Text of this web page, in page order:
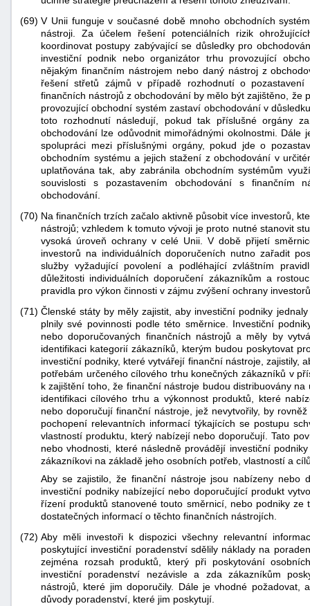
(69) V Unii funguje v současné době mnoho obchodních
nástroji. Za účelem řešení potenciálních rizik
koordinovat postupy zabývající se důsledky pro
investiční podnik nebo organizátor trhu provozující
nějakým finančním nástrojem nebo daný nástroj z
řešení střetů zájmů v případě rozhodnutí o
finančních nástrojů z obchodování by mělo být zajištěno, že
provozující obchodní systém zastaví obchodování v
toto rozhodnutí následují, pokud tak příslušné orgány
obchodování lze odůvodnit mimořádnými okolnostmi.
spolupráci mezi příslušnými orgány, pokud jde o
obchodním systému a jejich stažení z obchodování v
uplatňována tak, aby zabránila obchodním systémům
souvislosti s pozastavením obchodování s finančním
obchodování.
(70) Na finančních trzích začalo aktivně působit více investorů,
nástrojů; vzhledem k tomuto vývoji je proto nutné stanovit
vysoká úroveň ochrany v celé Unii. V době přijetí
investorů na individuálních doporučeních nutno zařadit
služby vyžadující povolení a podléhající zvláštním
důležitosti individuálních doporučení zákazníkům a
pravidla pro výkon činnosti v zájmu zvýšení ochrany
(71) Členské státy by měly zajistit, aby investiční podniky
plnily své povinnosti podle této směrnice. Investiční
nebo doporučovaných finančních nástrojů a měly by
identifikaci kategorií zákazníků, kterým budou poskytovat
investiční podniky, které vytvářejí finanční nástroje, zajistily,
potřebám určeného cílového trhu konečných zákazníků v
k zajištění toho, že finanční nástroje budou distribuovány
identifikaci cílového trhu a výkonnost produktů, které
nebo doporučují finanční nástroje, jež nevytvořily, by
pochopení relevantních informací týkajících se postupu
vlastností produktu, který nabízejí nebo doporučují. Tato
nebo vhodnosti, které následně provádějí investiční
zákazníkovi na základě jeho osobních potřeb, vlastností a
Aby se zajistilo, že finanční nástroje jsou nabízeny nebo
investiční podniky nabízející nebo doporučující produkt
řízení produktů stanovené touto směrnicí, nebo podniky
dostatečných informací o těchto finančních nástrojích.
(72) Aby měli investoři k dispozici všechny relevantní
poskytující investiční poradenství sdělily náklady na
zejména rozsah produktů, který při poskytování
investiční poradenství nezávisle a zda zákazníkům
nástrojů, které jim doporučily. Dále je vhodné požadovat,
důvody poradenství, které jim poskytují.